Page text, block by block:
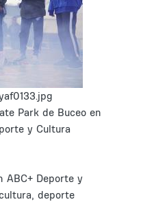
Park de Buceo en
y Cultura
ABC+ Deporte y
deporte